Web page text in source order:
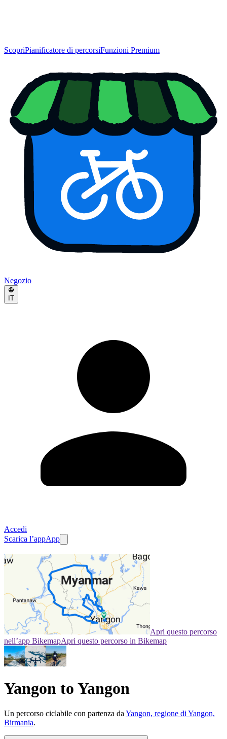
ScopriPianificatore di percorsiFunzioni Premium
Negozio
IT
Accedi
Scarica l’appApp
Apri questo percorso
nell’app BikemapApri questo percorso in Bikemap
Yangon to Yangon
Un percorso ciclabile con partenza da Yangon, regione di Yangon,
Birmania.